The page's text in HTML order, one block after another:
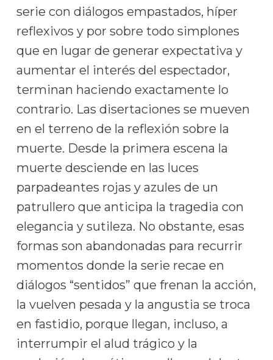
serie con diálogos empastados, híper
reflexivos y por sobre todo simplones
que en lugar de generar expectativa y
aumentar el interés del espectador,
terminan haciendo exactamente lo
contrario. Las disertaciones se mueven
en el terreno de la reflexión sobre la
muerte. Desde la primera escena la
muerte desciende en las luces
parpadeantes rojas y azules de un
patrullero que anticipa la tragedia con
elegancia y sutileza. No obstante, esas
formas son abandonadas para recurrir
momentos donde la serie recae en
diálogos “sentidos” que frenan la acción,
la vuelven pesada y la angustia se troca
en fastidio, porque llegan, incluso, a
interrumpir el alud trágico y la